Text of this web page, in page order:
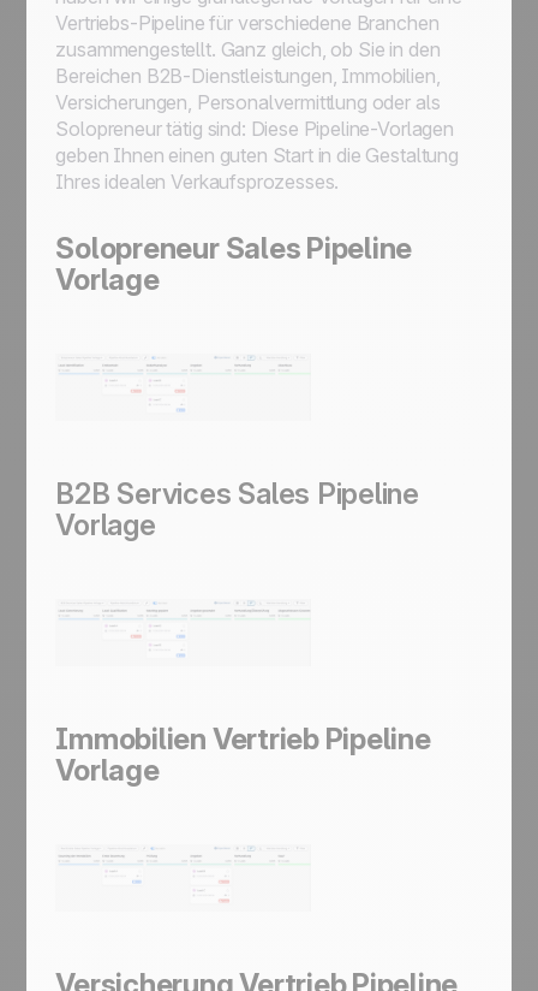
Vertriebs-Pipeline für verschiedene Branchen
zusammengestellt. Ganz gleich, ob Sie in den
Bereichen B2B-Dienstleistungen, Immobilien,
Versicherungen, Personalvermittlung oder als
Solopreneur tätig sind: Diese Pipeline-Vorlagen
geben Ihnen einen guten Start in die Gestaltung
Ihres idealen Verkaufsprozesses.
Solopreneur Sales Pipeline
Vorlage
B2B Services Sales Pipeline
Vorlage
Immobilien Vertrieb Pipeline
Vorlage